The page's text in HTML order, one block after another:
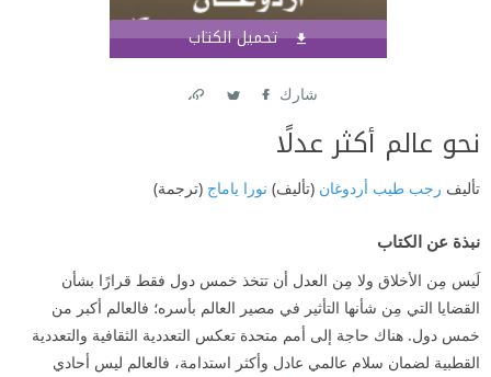
تحميل الكتاب
شارك
نحو عالم أكثر عدلًا
تأليف رجب طيب أردوغان (تأليف) نورا ياماج (ترجمة)
نبذة عن الكتاب
لَيس مِن الأخلاق ولا مِن العدل أن تتخذ خمس دول فقط قرارًا بشأن
القضايا التي مِن شأنها التأثير في مصير العالم بأسره؛ فالعالم أكبر من
خمس دول. هناك حاجة إلى أمم متحدة تعكس التعددية الثقافية والتعددية
القطبية لضمان سلام عالمي عادل وأكثر استدامة، فالعالم ليس أحادي